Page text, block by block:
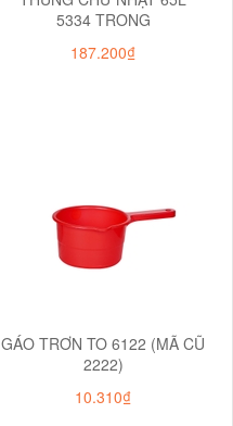
5334 TRONG
187.200₫
GÁO TRƠN TO 6122 (MÃ CŨ
2222)
10.310₫